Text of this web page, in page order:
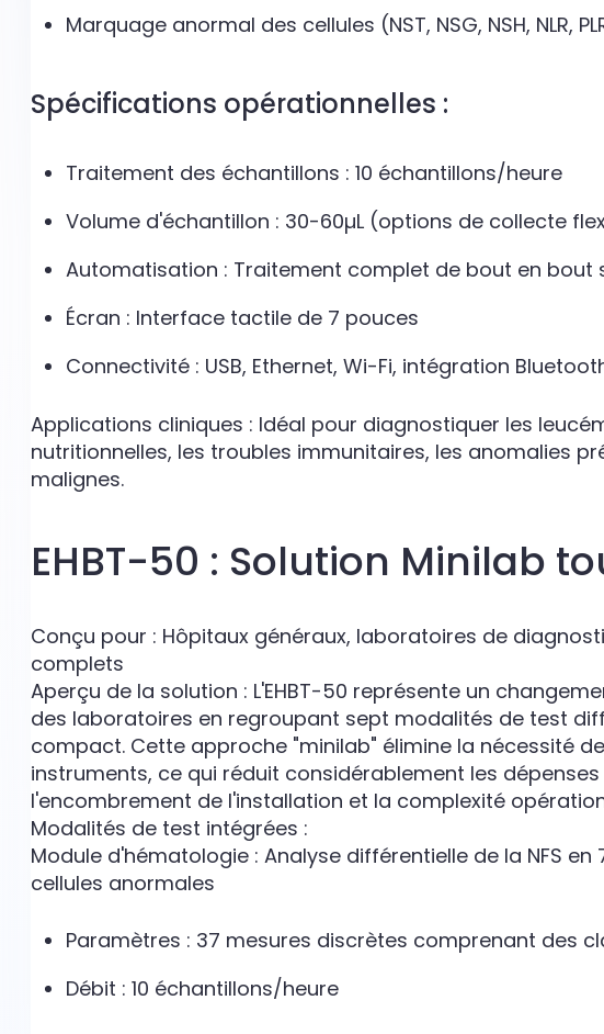
Marquage anormal des cellules (NST, NSG, NSH, NLR,
Spécifications opérationnelles :
Traitement des échantillons : 10 échantillons/heure
Volume d'échantillon : 30-60µL (options de collecte
Automatisation : Traitement complet de bout en bout
Écran : Interface tactile de 7 pouces
Connectivité : USB, Ethernet, Wi-Fi, intégration
Applications cliniques : Idéal pour diagnostiquer les
nutritionnelles, les troubles immunitaires, les anomalies
malignes.
EHBT-50 : Solution Minilab
Conçu pour : Hôpitaux généraux, laboratoires de
complets
Aperçu de la solution : L'EHBT-50 représente un
des laboratoires en regroupant sept modalités de test
compact. Cette approche "minilab" élimine la nécessité
instruments, ce qui réduit considérablement les
l'encombrement de l'installation et la complexité
Modalités de test intégrées :
Module d'hématologie : Analyse différentielle de la NFS
cellules anormales
Paramètres : 37 mesures discrètes comprenant des
Débit : 10 échantillons/heure